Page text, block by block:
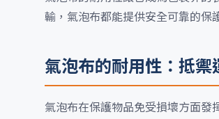
輸，氣泡布都能提供安全可靠的保
氣泡布的耐用性：抵禦
氣泡布在保護物品免受損壞方面發